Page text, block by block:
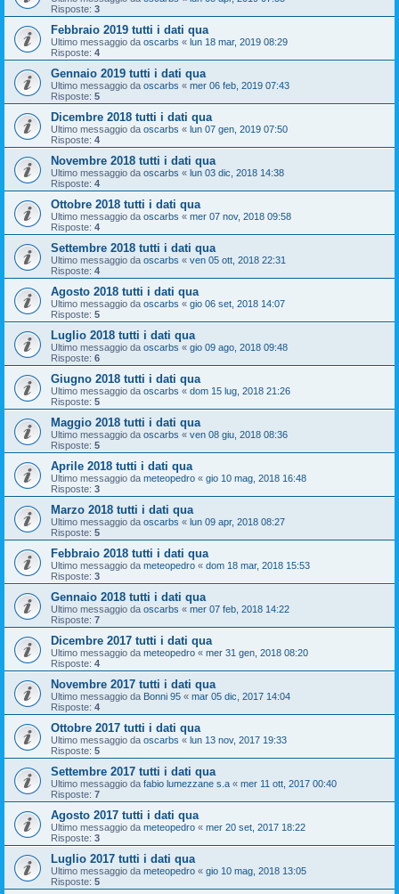
Risposte: 3
Febbraio 2019 tutti i dati qua
Ultimo messaggio da oscarbs « lun 18 mar, 2019 08:29
Risposte: 4
Gennaio 2019 tutti i dati qua
Ultimo messaggio da oscarbs « mer 06 feb, 2019 07:43
Risposte: 5
Dicembre 2018 tutti i dati qua
Ultimo messaggio da oscarbs « lun 07 gen, 2019 07:50
Risposte: 4
Novembre 2018 tutti i dati qua
Ultimo messaggio da oscarbs « lun 03 dic, 2018 14:38
Risposte: 4
Ottobre 2018 tutti i dati qua
Ultimo messaggio da oscarbs « mer 07 nov, 2018 09:58
Risposte: 4
Settembre 2018 tutti i dati qua
Ultimo messaggio da oscarbs « ven 05 ott, 2018 22:31
Risposte: 4
Agosto 2018 tutti i dati qua
Ultimo messaggio da oscarbs « gio 06 set, 2018 14:07
Risposte: 5
Luglio 2018 tutti i dati qua
Ultimo messaggio da oscarbs « gio 09 ago, 2018 09:48
Risposte: 6
Giugno 2018 tutti i dati qua
Ultimo messaggio da oscarbs « dom 15 lug, 2018 21:26
Risposte: 5
Maggio 2018 tutti i dati qua
Ultimo messaggio da oscarbs « ven 08 giu, 2018 08:36
Risposte: 5
Aprile 2018 tutti i dati qua
Ultimo messaggio da meteopedro « gio 10 mag, 2018 16:48
Risposte: 3
Marzo 2018 tutti i dati qua
Ultimo messaggio da oscarbs « lun 09 apr, 2018 08:27
Risposte: 5
Febbraio 2018 tutti i dati qua
Ultimo messaggio da meteopedro « dom 18 mar, 2018 15:53
Risposte: 3
Gennaio 2018 tutti i dati qua
Ultimo messaggio da oscarbs « mer 07 feb, 2018 14:22
Risposte: 7
Dicembre 2017 tutti i dati qua
Ultimo messaggio da meteopedro « mer 31 gen, 2018 08:20
Risposte: 4
Novembre 2017 tutti i dati qua
Ultimo messaggio da Bonni 95 « mar 05 dic, 2017 14:04
Risposte: 4
Ottobre 2017 tutti i dati qua
Ultimo messaggio da oscarbs « lun 13 nov, 2017 19:33
Risposte: 5
Settembre 2017 tutti i dati qua
Ultimo messaggio da fabio lumezzane s.a « mer 11 ott, 2017 00:40
Risposte: 7
Agosto 2017 tutti i dati qua
Ultimo messaggio da meteopedro « mer 20 set, 2017 18:22
Risposte: 3
Luglio 2017 tutti i dati qua
Ultimo messaggio da meteopedro « gio 10 mag, 2018 13:05
Risposte: 5